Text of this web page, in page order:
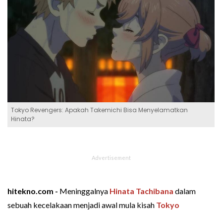
Tokyo Revengers: Apakah Takemichi Bisa Menyelamatkan
Hinata?
hitekno.com - Meninggalnya Hinata Tachibana dalam
sebuah kecelakaan menjadi awal mula kisah Tokyo